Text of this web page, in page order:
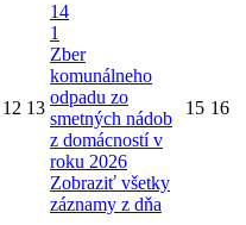
12 13
14
1
Zber
komunálneho
odpadu zo
smetných nádob
z domácností v
roku 2026
Zobraziť všetky
záznamy z dňa
15 16